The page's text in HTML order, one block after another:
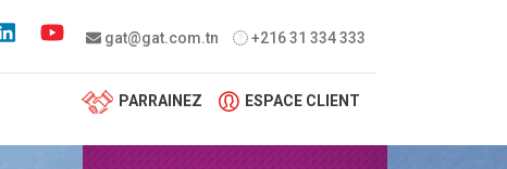
gat@gat.com.tn +216 31 334 333
menu
PARRAINEZ ESPACE CLIENT